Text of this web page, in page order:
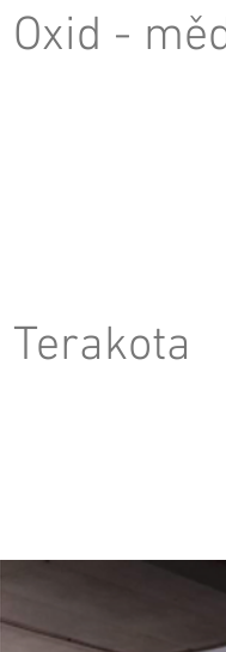
Oxid -
Terakota